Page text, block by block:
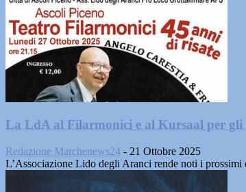
La LdA al Filarmonici e al Kursaal per gli
Redazione Marchenews24 - 21 Ottobre 2025
L’Associazione Lido degli Aranci rende noti i